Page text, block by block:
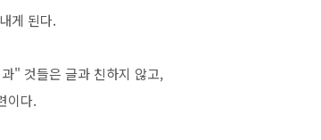
게 된다.
" 것들은 글과 친하지 않고,
이다.